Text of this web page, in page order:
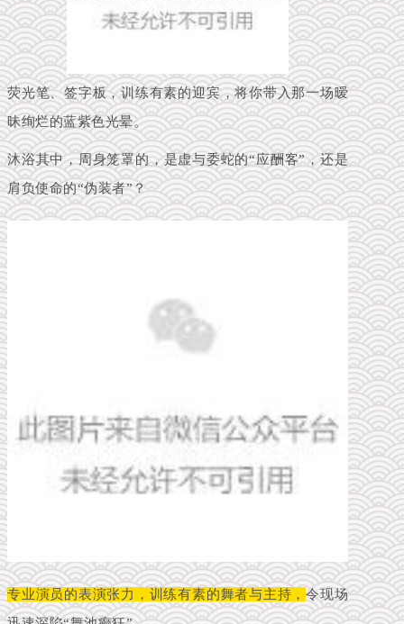
荧光笔、签字板，训练有素的迎宾，将你带入那一场暧
昧绚烂的蓝紫色光晕。
沐浴其中，周身笼罩的，是虚与委蛇的“应酬客”，还是
肩负使命的“伪装者”？
专业演员的表演张力，训练有素的舞者与主持，令现场